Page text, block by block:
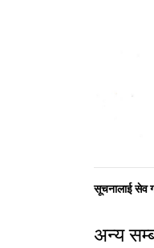
सूचनालाई सेव
अन्य